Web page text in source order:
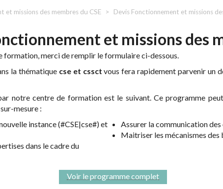
et missions des membres du CSE Devis Fonctionnement et missions
et missions des
merci de remplir le formulaire ci-dessous.
la thématique cse et cssct vous fera rapidement parvenir un
notre centre de formation est le suivant. Ce programme
mesure :
instance (#CSE|cse#) et
dans le cadre du
Assurer la communication des
Maitriser les mécanismes des
Voir le programme complet